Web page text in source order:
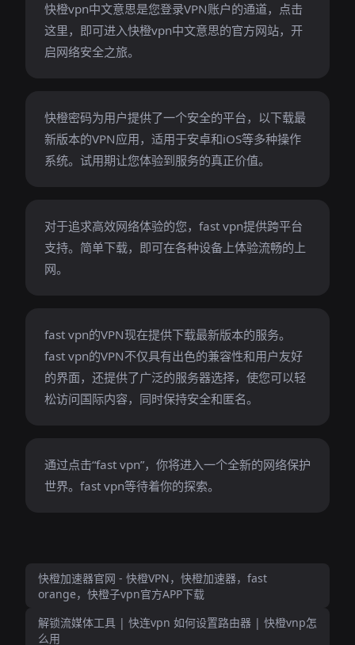
快橙vpn中文意思是您登录VPN账户的通道，点击
这里，即可进入快橙vpn中文意思的官方网站，开
启网络安全之旅。
快橙密码为用户提供了一个安全的平台，以下载最
新版本的VPN应用，适用于安卓和iOS等多种操作
系统。试用期让您体验到服务的真正价值。
对于追求高效网络体验的您，fast vpn提供跨平台
支持。简单下载，即可在各种设备上体验流畅的上
网。
fast vpn的VPN现在提供下载最新版本的服务。
fast vpn的VPN不仅具有出色的兼容性和用户友好
的界面，还提供了广泛的服务器选择，使您可以轻
松访问国际内容，同时保持安全和匿名。
通过点击“fast vpn”，你将进入一个全新的网络保护
世界。fast vpn等待着你的探索。
快橙加速器官网 - 快橙VPN，快橙加速器，fast
orange，快橙子vpn官方APP下载
解锁流媒体工具 | 快连vpn 如何设置路由器 | 快橙vnp怎
么用